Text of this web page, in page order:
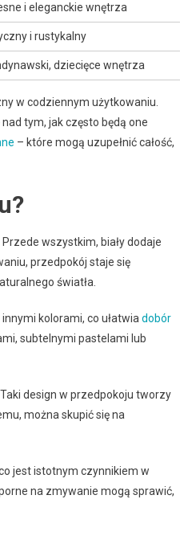
i eleganckie wnętrza
i rustykalny
dziecięce wnętrza
w codziennym użytkowaniu.
tym, jak często będą one
– które mogą uzupełnić całość,
wszystkim, biały dodaje
przedpokój staje się
światła.
innymi kolorami, co ułatwia dobór
subtelnymi pastelami lub
design w przedpokoju tworzy
można skupić się na
jest istotnym czynnikiem w
na zmywanie mogą sprawić,